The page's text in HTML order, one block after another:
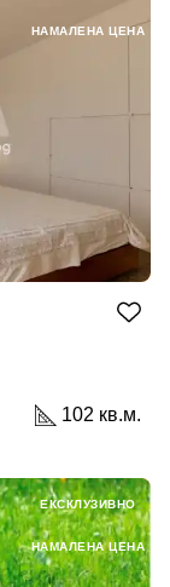
102 кв.м.
НАМАЛЕНА ЦЕНА
ЕКСКЛУЗИВНО
НАМАЛЕНА ЦЕНА